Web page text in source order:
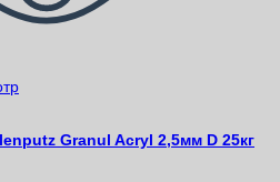
Granul Acryl 2,5мм D 25кг